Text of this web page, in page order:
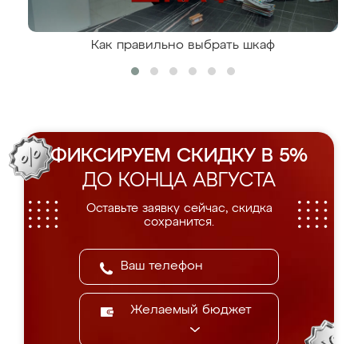
Как правильно выбрать шкаф
ФИКСИРУЕМ СКИДКУ В 5%
ДО КОНЦА АВГУСТА
Оставьте заявку сейчас, скидка
сохранится.
Желаемый бюджет